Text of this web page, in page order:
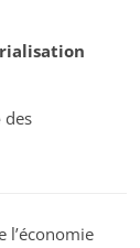
des
l’économie